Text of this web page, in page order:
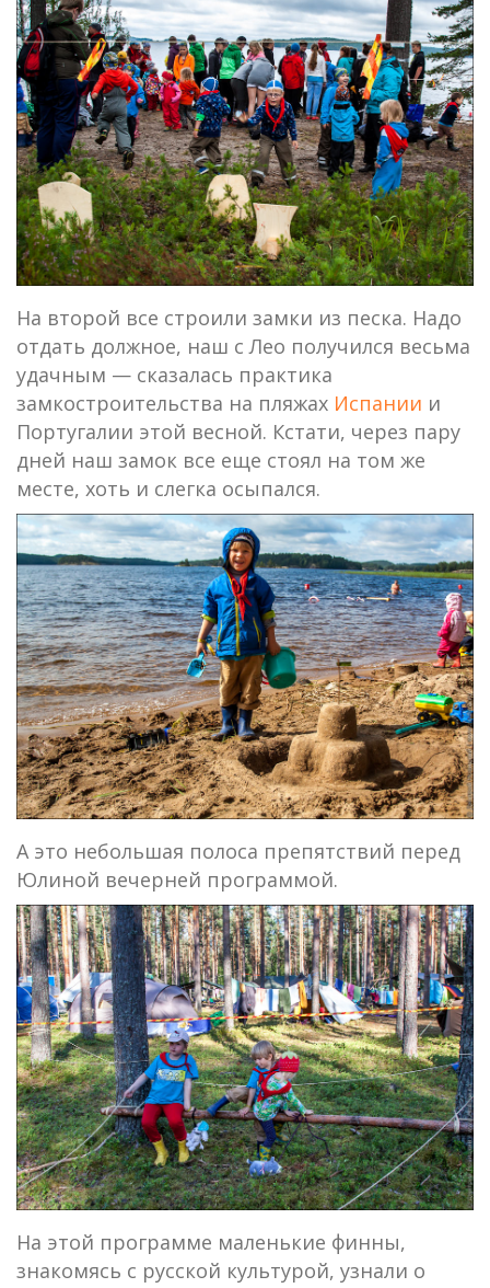
На второй все строили замки из песка. Надо
отдать должное, наш с Лео получился весьма
удачным — сказалась практика
замкостроительства на пляжах Испании и
Португалии этой весной. Кстати, через пару
дней наш замок все еще стоял на том же
месте, хоть и слегка осыпался.
А это небольшая полоса препятствий перед
Юлиной вечерней программой.
На этой программе маленькие финны,
знакомясь с русской культурой, узнали о